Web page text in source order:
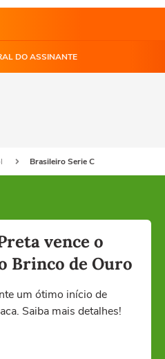
DO ASSINANTE
Brasileiro Serie C
vence o
Brinco de Ouro
um ótimo início de
Saiba mais detalhes!